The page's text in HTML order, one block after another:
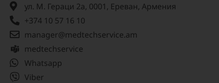
ул. М. Гераци 2а, 0001, Ереван, Армения
+374 10 57 16 10
manager@medtechservice.am
medtechservice
Whatsapp
Viber